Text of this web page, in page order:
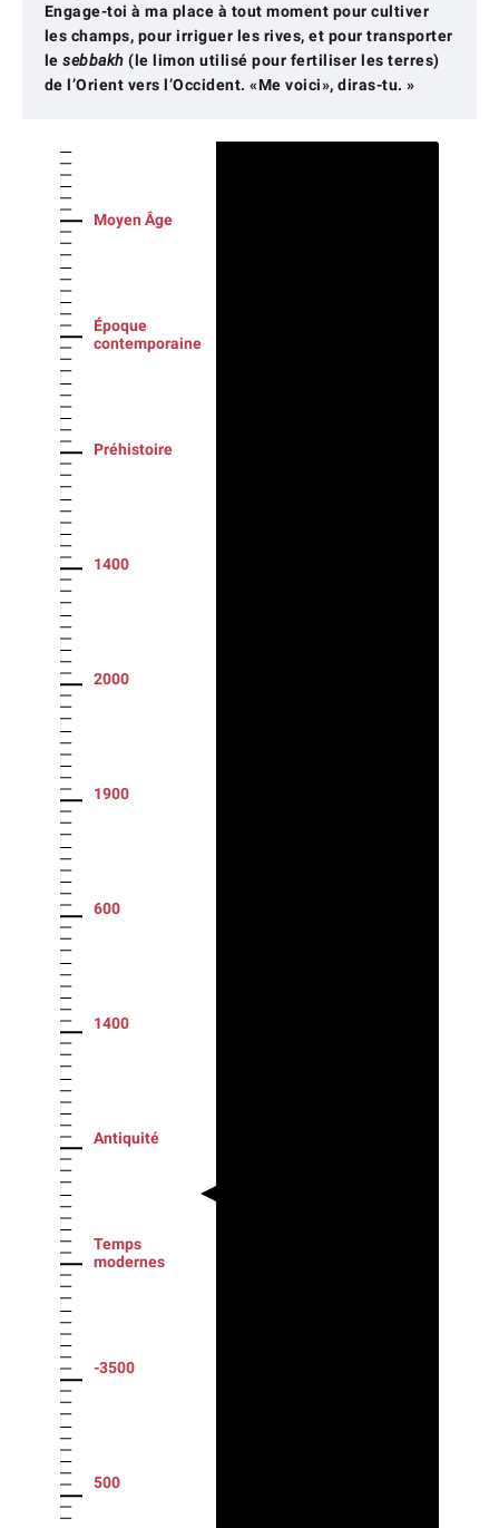
Engage-toi à ma place à tout moment pour cultiver
les champs, pour irriguer les rives, et pour transporter
lesebbakh (le limon utilisé pour fertiliser les terres)
de l’Orient vers l’Occident. «Me voici», diras-tu. »
Moyen Âge
Époque
contemporaine
Préhistoire
1400
2000
1900
600
1400
Antiquité
Temps
modernes
-3500
500